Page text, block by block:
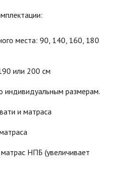
места: 90, 140, 160, 180
или 200 см
индивидуальным размерам.
и матраса
НПБ (увеличивает